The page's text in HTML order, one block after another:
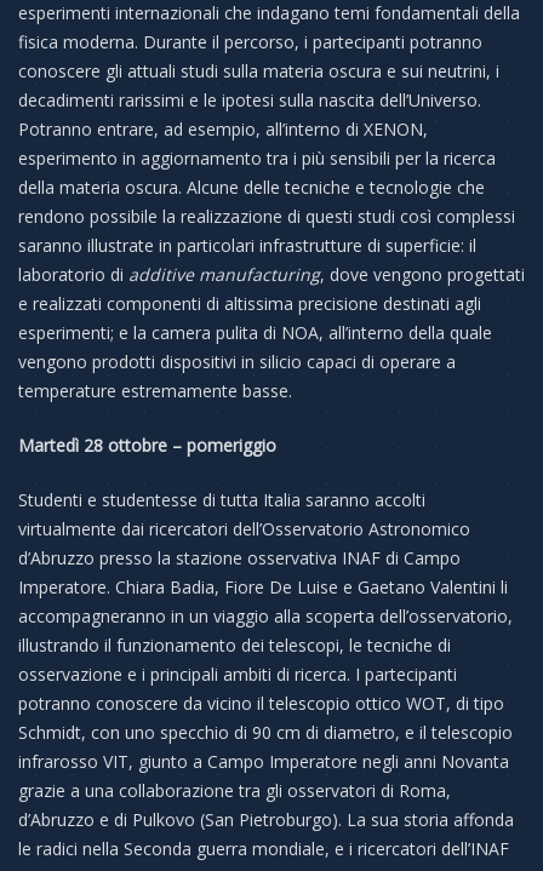
esperimenti internazionali che indagano temi fondamentali della
fisica moderna. Durante il percorso, i partecipanti potranno
conoscere gli attuali studi sulla materia oscura e sui neutrini, i
decadimenti rarissimi e le ipotesi sulla nascita dell’Universo.
Potranno entrare, ad esempio, all’interno di XENON,
esperimento in aggiornamento tra i più sensibili per la ricerca
della materia oscura. Alcune delle tecniche e tecnologie che
rendono possibile la realizzazione di questi studi così complessi
saranno illustrate in particolari infrastrutture di superficie: il
laboratorio di additive manufacturing, dove vengono progettati
e realizzati componenti di altissima precisione destinati agli
esperimenti; e la camera pulita di NOA, all’interno della quale
vengono prodotti dispositivi in silicio capaci di operare a
temperature estremamente basse.
Martedì 28 ottobre – pomeriggio
Studenti e studentesse di tutta Italia saranno accolti
virtualmente dai ricercatori dell’Osservatorio Astronomico
d’Abruzzo presso la stazione osservativa INAF di Campo
Imperatore. Chiara Badia, Fiore De Luise e Gaetano Valentini li
accompagneranno in un viaggio alla scoperta dell’osservatorio,
illustrando il funzionamento dei telescopi, le tecniche di
osservazione e i principali ambiti di ricerca. I partecipanti
potranno conoscere da vicino il telescopio ottico WOT, di tipo
Schmidt, con uno specchio di 90 cm di diametro, e il telescopio
infrarosso VIT, giunto a Campo Imperatore negli anni Novanta
grazie a una collaborazione tra gli osservatori di Roma,
d’Abruzzo e di Pulkovo (San Pietroburgo). La sua storia affonda
le radici nella Seconda guerra mondiale, e i ricercatori dell’INAF